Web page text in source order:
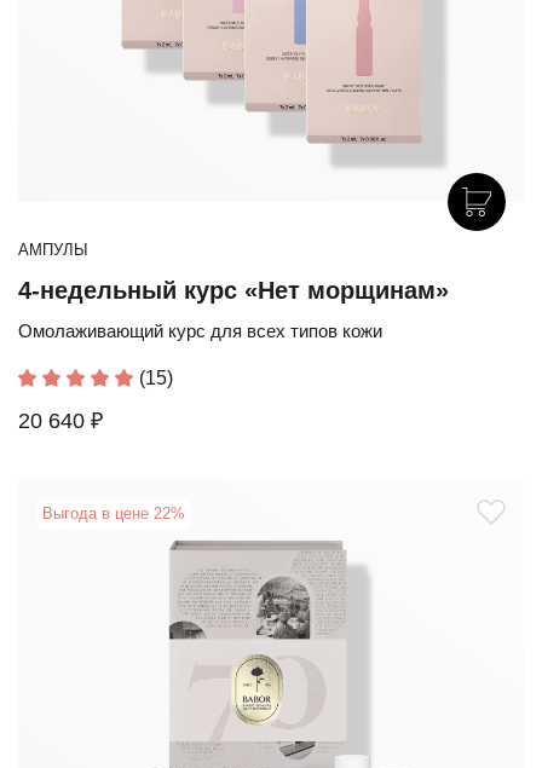
АМПУЛЫ
4-недельный курс «Нет морщинам»
Омолаживающий курс для всех типов кожи
(15)
20 640 ₽
Выгода в цене 22%